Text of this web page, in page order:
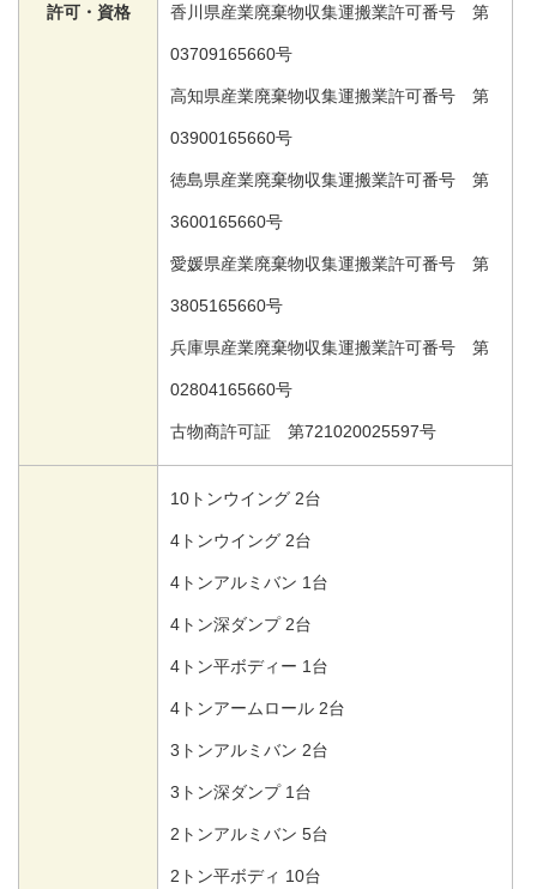
許可・資格 香川県産業廃棄物収集運搬業許可番号 第
03709165660号
高知県産業廃棄物収集運搬業許可番号 第
03900165660号
徳島県産業廃棄物収集運搬業許可番号 第
3600165660号
愛媛県産業廃棄物収集運搬業許可番号 第
3805165660号
兵庫県産業廃棄物収集運搬業許可番号 第
02804165660号
古物商許可証 第721020025597号
10トンウイング 2台
4トンウイング 2台
4トンアルミバン 1台
4トン深ダンプ 2台
4トン平ボディー 1台
4トンアームロール 2台
3トンアルミバン 2台
3トン深ダンプ 1台
2トンアルミバン 5台
2トン平ボディ 10台